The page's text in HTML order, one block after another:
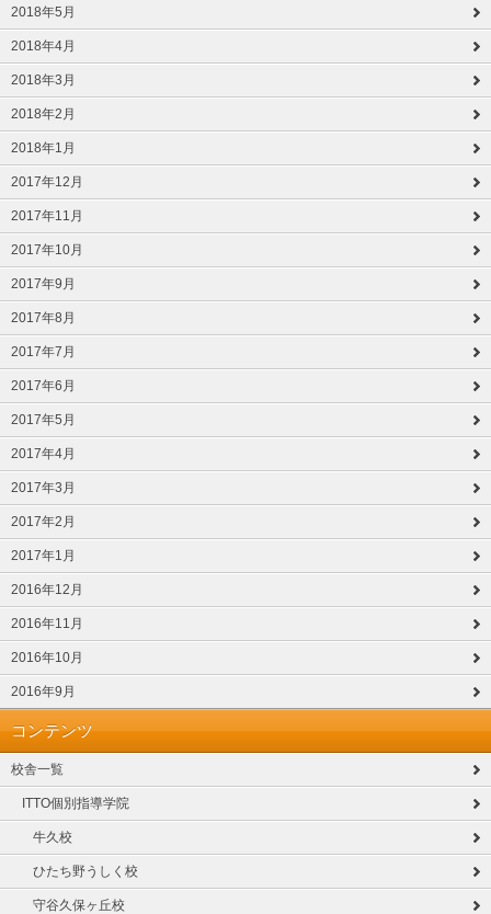
2018年5月
2018年4月
2018年3月
2018年2月
2018年1月
2017年12月
2017年11月
2017年10月
2017年9月
2017年8月
2017年7月
2017年6月
2017年5月
2017年4月
2017年3月
2017年2月
2017年1月
2016年12月
2016年11月
2016年10月
2016年9月
コンテンツ
校舎一覧
ITTO個別指導学院
牛久校
ひたち野うしく校
守谷久保ヶ丘校